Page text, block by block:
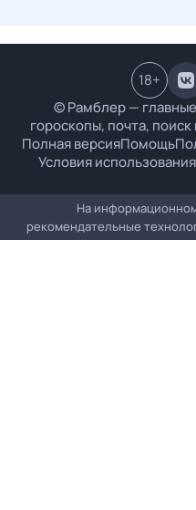
© Рамблер —
гороскопы, почта,
Полная версияПомощь
Условия использования
18+
На
рекомендательные